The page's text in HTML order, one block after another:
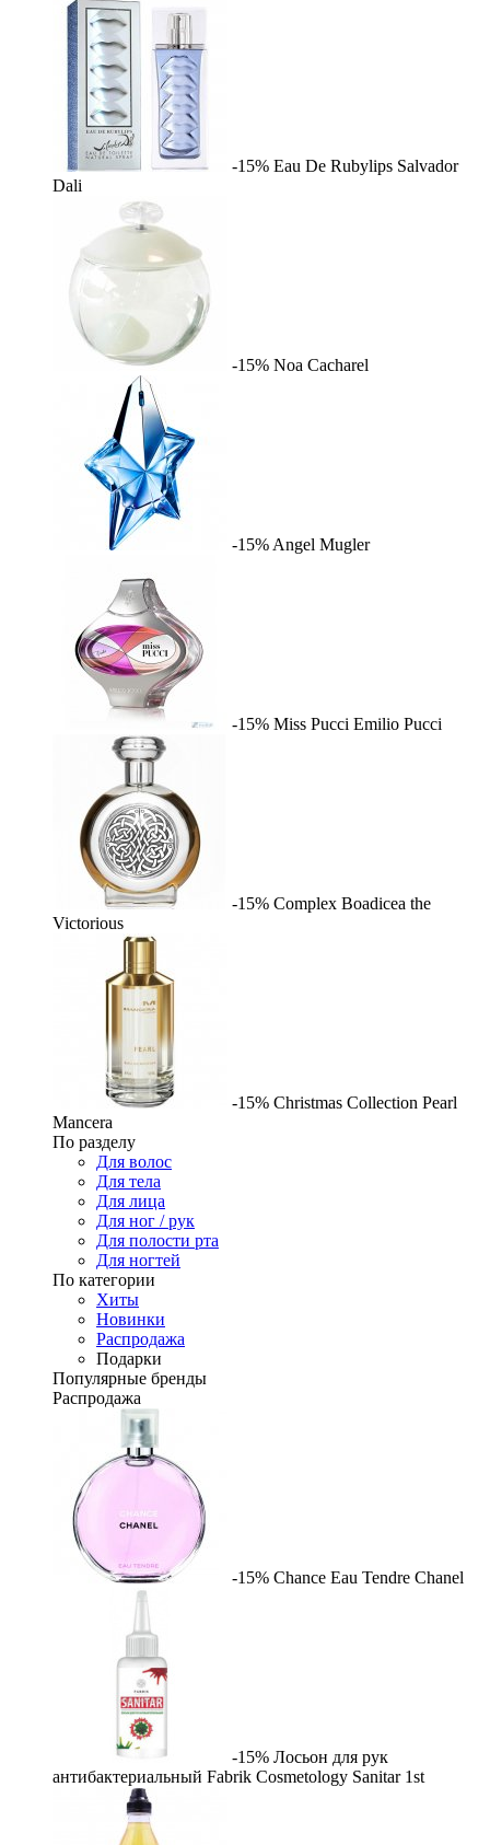
-15% Eau De Rubylips Salvador
Dali
-15% Noa Cacharel
-15% Angel Mugler
-15% Miss Pucci Emilio Pucci
-15% Complex Boadicea the
Victorious
-15% Christmas Collection Pearl
Mancera
По разделу
Для волос
Для тела
Для лица
Для ног / рук
Для полости рта
Для ногтей
По категории
Хиты
Новинки
Распродажа
Подарки
Популярные бренды
Распродажа
-15% Chance Eau Tendre Chanel
-15% Лосьон для рук
антибактериальный Fabrik Cosmetology Sanitar 1st